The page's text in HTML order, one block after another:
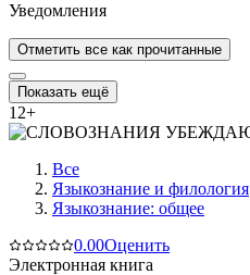
Уведомления
Отметить все как прочитанные
Показать ещё
12+
Все
Языкознание и филология
Языкознание: общее
0.00Оценить
Электронная книга